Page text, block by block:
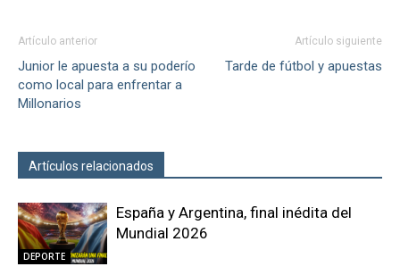
Artículo anterior
Junior le apuesta a su poderío
como local para enfrentar a
Millonarios
Artículo siguiente
Tarde de fútbol y apuestas
Artículos relacionados
DEPORTE
España y Argentina, final inédita del
Mundial 2026